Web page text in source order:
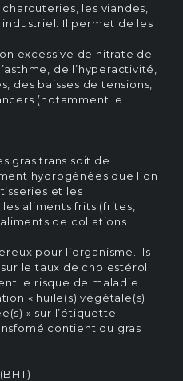
les viandes,
Il permet de les
excessive de nitrate de
de l’hyperactivité,
des baisses de tensions,
(notamment le
gras trans soit de
hydrogénées que l’on
et les
aliments frits (frites,
de collations
pour l’organisme. Ils
le taux de cholestérol
le risque de maladie
« huile(s) végétale(s)
» sur l’étiquette
contient du gras